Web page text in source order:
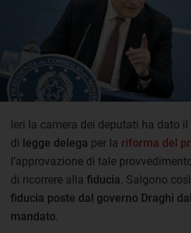
Ieri la camera dei deputati ha dato
di legge delega per la riforma del
l’approvazione di tale
di ricorrere alla fiducia . Salgono
fiducia poste dal governo Draghi
mandato